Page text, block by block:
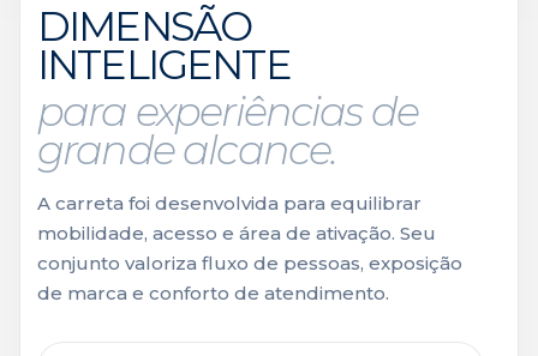
DIMENSÃO
INTELIGENTE
para experiências de
grande alcance.
A carreta foi desenvolvida para equilibrar
mobilidade, acesso e área de ativação. Seu
conjunto valoriza fluxo de pessoas, exposição
de marca e conforto de atendimento.